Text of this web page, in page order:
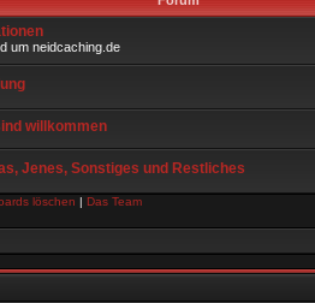
um neidcaching.de
willkommen
Jenes, Sonstiges und Restliches
löschen | Das Team